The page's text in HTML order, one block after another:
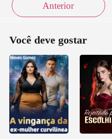
Anterior
Você deve gostar